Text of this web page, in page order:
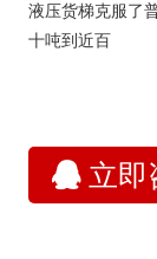
液压货梯克服了
十吨到近百
立即